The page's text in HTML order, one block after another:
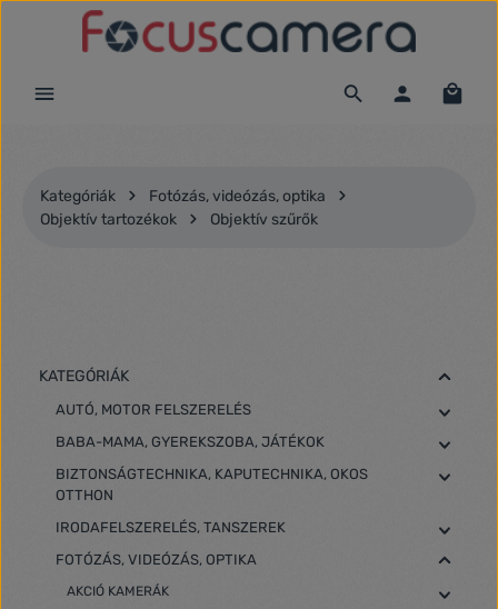
Ugrás a fő tartalomra
Kategóriák
Fotózás, videózás, optika
Objektív tartozékok
Objektív szűrők
KATEGÓRIÁK
AUTÓ, MOTOR FELSZERELÉS
BABA-MAMA, GYEREKSZOBA, JÁTÉKOK
BIZTONSÁGTECHNIKA, KAPUTECHNIKA, OKOS
OTTHON
IRODAFELSZERELÉS, TANSZEREK
FOTÓZÁS, VIDEÓZÁS, OPTIKA
AKCIÓ KAMERÁK